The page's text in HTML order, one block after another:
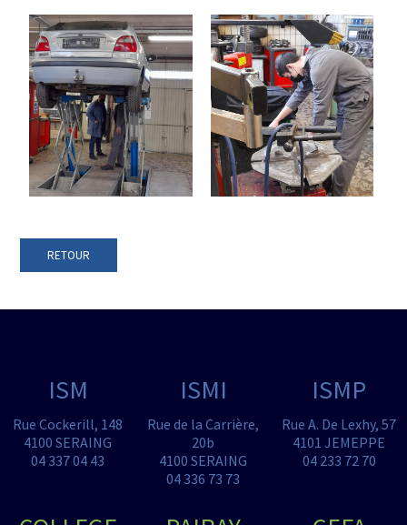
RETOUR
ISM
Rue Cockerill, 148
4100 SERAING
04 337 04 43
ISMI
Rue de la Carrière,
20b
4100 SERAING
04 336 73 73
ISMP
Rue A. De Lexhy, 57
4101 JEMEPPE
04 233 72 70